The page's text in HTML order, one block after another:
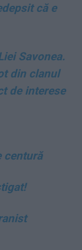
că e
Savonea.
din clanul
de interese
centură